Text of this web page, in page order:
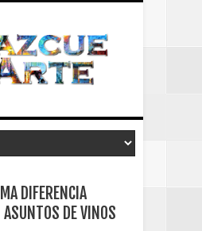
DIFERENCIA
ASUNTOS DE VINOS